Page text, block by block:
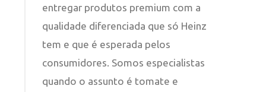
entregar produtos premium com a
qualidade diferenciada que só Heinz
tem e que é esperada pelos
consumidores. Somos especialistas
quando o assunto é tomate e